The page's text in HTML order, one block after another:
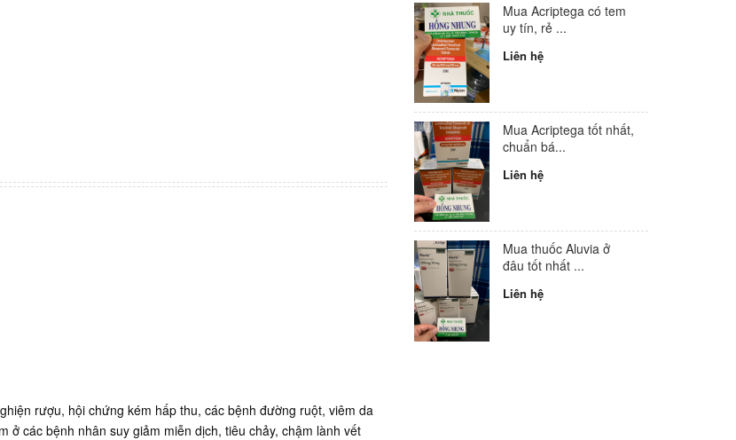
rượu, hội chứng kém hấp thu, các bệnh đường ruột, viêm da
các bệnh nhân suy giảm miễn dịch, tiêu chảy, chậm lành vết
Mua Acriptega có tem
uy tín, rẻ ...
Liên hệ
Mua Acriptega tốt nhất,
chuẩn bá...
Liên hệ
Mua thuốc Aluvia ở
đâu tốt nhất ...
Liên hệ